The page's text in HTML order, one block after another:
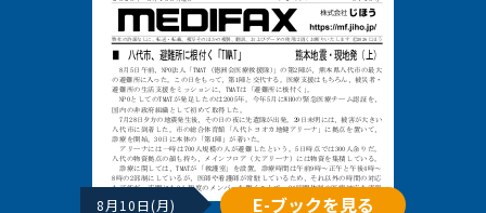
8月10日(月) E-ブックを見る